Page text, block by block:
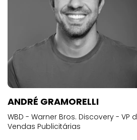
ANDRÉ GRAMORELLI
WBD - Warner Bros. Discovery - VP de
Vendas Publicitárias